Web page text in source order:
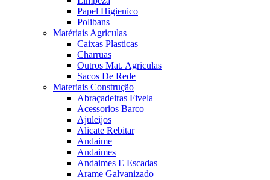
Papel Higienico
Polibans
Matériais Agriculas
Caixas Plasticas
Charruas
Outros Mat. Agriculas
Sacos De Rede
Materiais Construção
Abraçadeiras Fivela
Acessorios Barco
Ajuleijos
Alicate Rebitar
Andaime
Andaimes
Andaimes E Escadas
Arame Galvanizado